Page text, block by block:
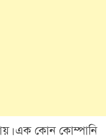
এক কোন কোম্পানি